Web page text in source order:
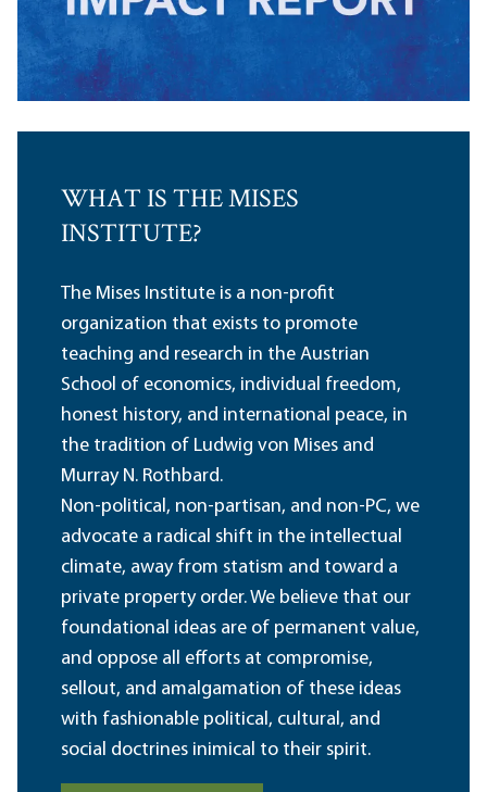
WHAT IS THE MISES
INSTITUTE?
The Mises Institute is a non-profit
organization that exists to promote
teaching and research in the Austrian
School of economics, individual freedom,
honest history, and international peace, in
the tradition of Ludwig von Mises and
Murray N. Rothbard.
Non-political, non-partisan, and non-PC, we
advocate a radical shift in the intellectual
climate, away from statism and toward a
private property order. We believe that our
foundational ideas are of permanent value,
and oppose all efforts at compromise,
sellout, and amalgamation of these ideas
with fashionable political, cultural, and
social doctrines inimical to their spirit.